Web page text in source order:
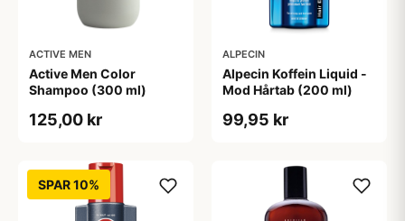
ACTIVE MEN
Active Men Color
Shampoo (300 ml)
125,00 kr
ALPECIN
Alpecin Koffein Liquid -
Mod Hårtab (200 ml)
99,95 kr
SPAR 10%